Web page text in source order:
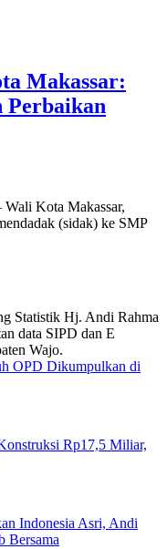
Makassar:
Perbaikan
Kota Makassar,
(sidak) ke SMP
OPD Dikumpulkan di
Rp17,5 Miliar,
Indonesia Asri, Andi
Bersama